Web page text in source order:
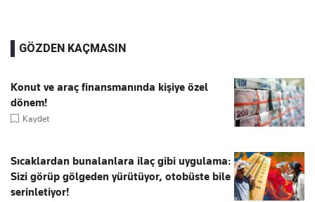
GÖZDEN KAÇMASIN
Konut ve araç finansmanında kişiye özel
dönem!
Kaydet
Sıcaklardan bunalanlara ilaç gibi uygulama:
Sizi görüp gölgeden yürütüyor, otobüste bile
serinletiyor!